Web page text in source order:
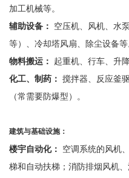
加工机械等。
辅助设备：
空压机、风机、水
等）、冷却塔风扇、除尘设备等
物料搬运：
起重机、行车、升
化工、制药： 搅拌器、反应釜
（常需要防爆型）。
建筑与基础设施：
楼宇自动化：
空调系统的风机
梯和自动扶梯；消防排烟风机